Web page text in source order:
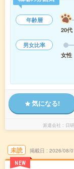
年齢層
20代
男女比率
女性
気になる!
派遣会社 日
未読
NEW
掲載日 2026/08/